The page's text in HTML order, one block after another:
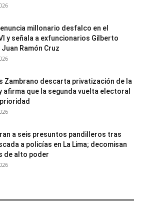
millonario desfalco en el
y señala a exfuncionarios Gilberto
Juan Ramón Cruz
Zambrano descarta privatización de la
y afirma que la segunda vuelta electoral
a seis presuntos pandilleros tras
a policías en La Lima; decomisan
de alto poder